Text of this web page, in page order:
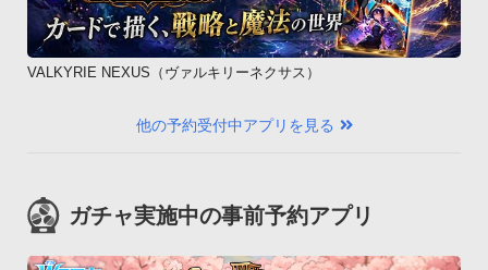
VALKYRIE NEXUS（ヴァルキリーネクサス）
他の予約受付中アプリを見る
ガチャ実施中の事前予約アプリ